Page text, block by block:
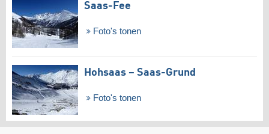
Saas-Fee
Foto's tonen
Hohsaas – Saas-Grund
Foto's tonen